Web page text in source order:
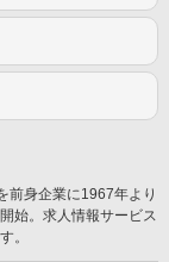
前身企業に1967年より
始。求人情報サービス
。